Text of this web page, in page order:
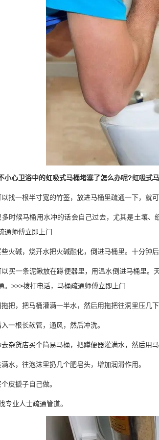
心卫浴中的虹吸式马桶堵塞了怎么办呢?虹吸式马
一根半寸宽的竹签，放进马桶里疏通一下，就可
候马桶用水冲的话会自己过去，尤其是土壤、
通师傅立即上门
碱，烧开水把火碱融化，倒进马桶里。十分钟后
一条泥鳅放在蹲便器里，用温水倒进马桶里。
。>>>拨打电话，马桶疏通师傅立即上门
，把马桶灌满一半水，然后用拖把往洞里压几下
根长软管，通风，然后冲洗。
货店买个简易马桶，把蹲便器灌满水，然后用马
，往泡沫里扔几个肥皂头，增加润滑作用。
搋子自己做。
业人士疏通管道。